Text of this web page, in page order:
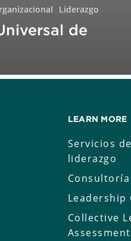
Liderazgo
de
LEARN MORE
Servicios
liderazgo
Leadership
Collective
Assessment